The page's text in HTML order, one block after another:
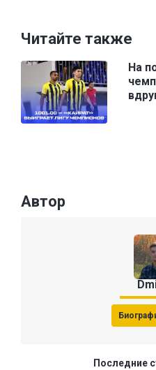
Читайте также
На
Автор
Последние